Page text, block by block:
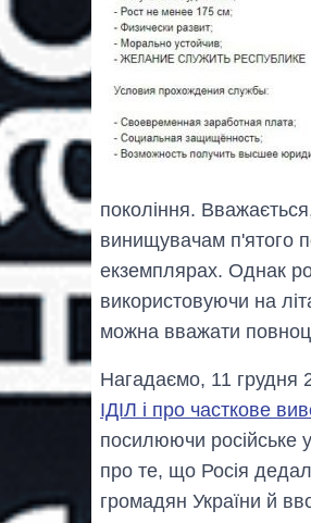
покоління.
винищувачам п'ятого
екземплярах. Однак
використовуючи на
можна вважати
Нагадаємо, 11
ІДІЛ і про часткове
посилюючи російське
про те, що Росія
громадян України й